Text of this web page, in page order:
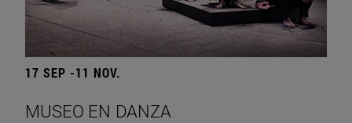
17 SEP -11 NOV.
MUSEO EN DANZA